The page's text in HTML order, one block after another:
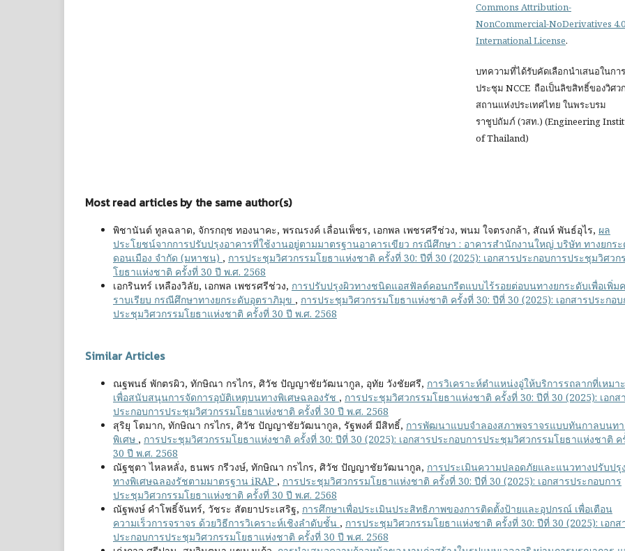
Commons Attribution-
NonCommercial-NoDerivatives 4.0
International License.
บทความที่ได้รับคัดเลือกนำเสนอในการ
ประชุม NCCE ถือเป็นลิขสิทธิ์ของวิศว
สถานแห่งประเทศไทย ในพระบรม
ราชูปถัมภ์ (วสท.) (Engineering
of Thailand)
Most read articles by the same author(s)
พิชานันต์ ทูลฉลาด, จักรกฤช ทองนาคะ, พรณรงค์ เลื่อนเพ็ชร, เอกพล เพชรศรีช่วง, พนม ใจตรงกล้า, สัณห์ พันธ์อุไร, ผล
ประโยชน์จากการปรับปรุงอาคารที่ใช้งานอยู่ตามมาตรฐานอาคารเขียว กรณีศึกษา : อาคารสำนักงานใหญ่ บริษัท ทางยกร
ดอนเมือง จำกัด (มหาชน) , การประชุมวิศวกรรมโยธาแห่งชาติ ครั้งที่ 30: ปีที่ 30 (2025): เอกสารประกอบการประชุมวิศวก
โยธาแห่งชาติ ครั้งที่ 30 ปี พ.ศ. 2568
เอกรินทร์ เหลืองวิลัย, เอกพล เพชรศรีช่วง, การปรับปรุงผิวทางชนิดแอสฟัลต์คอนกรีตแบบไร้รอยต่อบนทางยกระดับเพื่อเพิ่ม
ราบเรียบ กรณีศึกษาทางยกระดับอุตราภิมุข , การประชุมวิศวกรรมโยธาแห่งชาติ ครั้งที่ 30: ปีที่ 30 (2025): เอกสารประกอบ
ประชุมวิศวกรรมโยธาแห่งชาติ ครั้งที่ 30 ปี พ.ศ. 2568
Similar Articles
ณฐพนธ์ พักตรผิว, ทักษิณา กรไกร, ศิวัช ปัญญาชัยวัฒนากูล, อุทัย วังชัยศรี, การวิเคราะห์ตำแหน่งอู่ให้บริการรถลากที่เหมา
เพื่อสนับสนุนการจัดการอุบัติเหตุบนทางพิเศษฉลองรัช , การประชุมวิศวกรรมโยธาแห่งชาติ ครั้งที่ 30: ปีที่ 30 (2025): เอกส
ประกอบการประชุมวิศวกรรมโยธาแห่งชาติ ครั้งที่ 30 ปี พ.ศ. 2568
สุริยุ โตมาก, ทักษิณา กรไกร, ศิวัช ปัญญาชัยวัฒนากูล, รัฐพงศ์ มีสิทธิ์, การพัฒนาแบบจำลองสภาพจราจรแบบทันกาลบนท
พิเศษ , การประชุมวิศวกรรมโยธาแห่งชาติ ครั้งที่ 30: ปีที่ 30 (2025): เอกสารประกอบการประชุมวิศวกรรมโยธาแห่งชาติ ค
30 ปี พ.ศ. 2568
ณัฐชุตา ไหลหลั่ง, ธนพร กรีวงษ์, ทักษิณา กรไกร, ศิวัช ปัญญาชัยวัฒนากูล, การประเมินความปลอดภัยและแนวทางปรับปรุ
ทางพิเศษฉลองรัชตามมาตรฐาน iRAP , การประชุมวิศวกรรมโยธาแห่งชาติ ครั้งที่ 30: ปีที่ 30 (2025): เอกสารประกอบการ
ประชุมวิศวกรรมโยธาแห่งชาติ ครั้งที่ 30 ปี พ.ศ. 2568
ณัฐพงษ์ คำโพธิ์จันทร์, วัชระ สัตยาประเสริฐ, การศึกษาเพื่อประเมินประสิทธิภาพของการติดตั้งป้ายและอุปกรณ์ เพื่อเตือน
ความเร็วการจราจร ด้วยวิธีการวิเคราะห์เชิงลำดับชั้น , การประชุมวิศวกรรมโยธาแห่งชาติ ครั้งที่ 30: ปีที่ 30 (2025): เอกส
ประกอบการประชุมวิศวกรรมโยธาแห่งชาติ ครั้งที่ 30 ปี พ.ศ. 2568